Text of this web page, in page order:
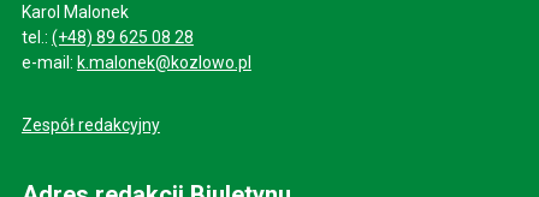
Karol Malonek
tel.: (+48) 89 625 08 28
e-mail: k.malonek@kozlowo.pl
Zespół redakcyjny